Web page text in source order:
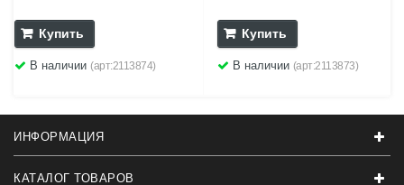
Купить
В наличии (арт:2113874)
Купить
В наличии (арт:2113873)
ИНФОРМАЦИЯ
КАТАЛОГ ТОВАРОВ